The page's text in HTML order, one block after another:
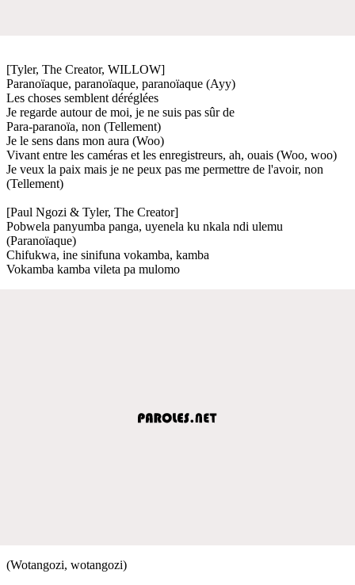
[Tyler, The Creator, WILLOW]
Paranoïaque, paranoïaque, paranoïaque (Ayy)
Les choses semblent déréglées
Je regarde autour de moi, je ne suis pas sûr de
Para-paranoïa, non (Tellement)
Je le sens dans mon aura (Woo)
Vivant entre les caméras et les enregistreurs, ah, ouais (Woo, woo)
Je veux la paix mais je ne peux pas me permettre de l'avoir, non
(Tellement)
[Paul Ngozi & Tyler, The Creator]
Pobwela panyumba panga, uyenela ku nkala ndi ulemu
(Paranoïaque)
Chifukwa, ine sinifuna vokamba, kamba
Vokamba kamba vileta pa mulomo
(Wotangozi, wotangozi)